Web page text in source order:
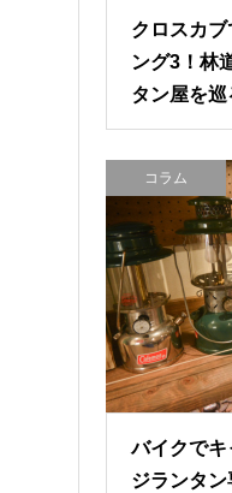
クロスカ
ング3！林
タン屋を
コラム
バイクで
ジランタ